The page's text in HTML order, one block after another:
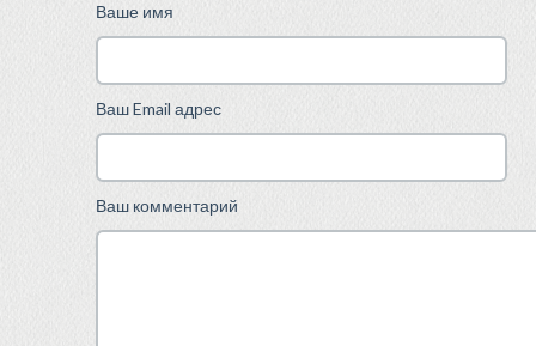
Ваше имя
Ваш Email адрес
Ваш комментарий